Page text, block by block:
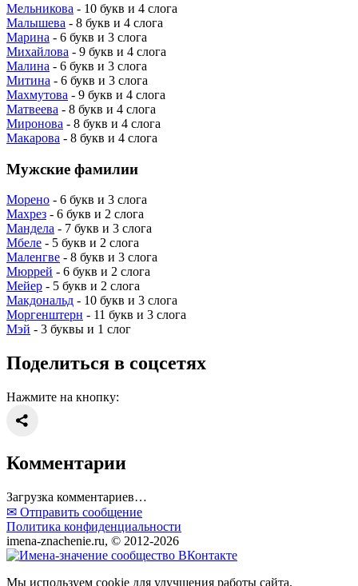
Мельникова - 10 букв и 4 слога
Малышева - 8 букв и 4 слога
Марина - 6 букв и 3 слога
Михайлова - 9 букв и 4 слога
Малина - 6 букв и 3 слога
Митина - 6 букв и 3 слога
Махмутова - 9 букв и 4 слога
Матвеева - 8 букв и 4 слога
Миронова - 8 букв и 4 слога
Макарова - 8 букв и 4 слога
Мужские фамилии
Морено - 6 букв и 3 слога
Махрез - 6 букв и 2 слога
Мандела - 7 букв и 3 слога
Мбеле - 5 букв и 2 слога
Маленгве - 8 букв и 3 слога
Мюррей - 6 букв и 2 слога
Мейер - 5 букв и 2 слога
Макдональд - 10 букв и 3 слога
Моргенштерн - 11 букв и 3 слога
Мэй - 3 буквы и 1 слог
Поделиться в соцсетях
Нажмите на кнопку:
Комментарии
Загрузка комментариев…
✉ Отправить сообщение
Политика конфиденциальности
imena-znachenie.ru, © 2012-2026
Мы используем cookie для улучшения работы сайта.